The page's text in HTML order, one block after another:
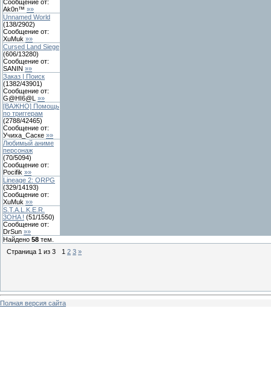
Сообщение от:
Ak0n™ »»
Unnamed World
(138/2902)
Сообщение от:
XuMuk »»
Сursed Land Siege
(606/13280)
Сообщение от:
SANIN »»
Заказ | Поиск
(1382/43901)
Сообщение от:
G@HI6@L »»
[ВАЖНО] Помощь
по триггерам
(2788/42465)
Сообщение от:
Учиха_Саске »»
Любимый аниме
персонаж
(70/5094)
Сообщение от:
Pocifik »»
Lineage 2: ORPG
(329/14193)
Сообщение от:
XuMuk »»
S.T.A.L.K.E.R.
3OHA ! (51/1550)
Сообщение от:
DrSun »»
Найдено 58 тем.
Страница 1 из 3 1 2 3 »
Полная версия сайта